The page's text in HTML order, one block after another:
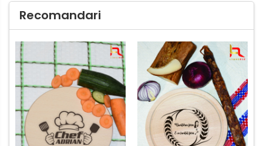
Recomandari